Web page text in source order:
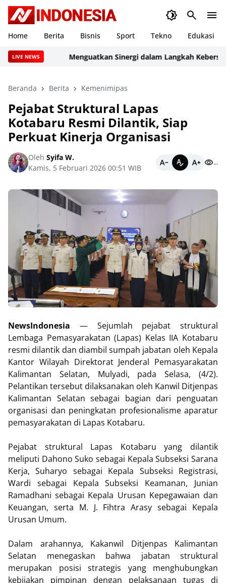
Home Berita Bisnis Sport Tekno Edukasi
LIVE NEWS Menguatkan Sinergi dalam Langkah
Beranda Berita Kemenimipas
Pejabat Struktural Lapas
Kotabaru Resmi Dilantik, Siap
Perkuat Kinerja Organisasi
Oleh Syifa W.
Kamis, 5 Februari 2026 00:51 WIB
...
NewsIndonesia — Sejumlah pejabat struktural
Lembaga Pemasyarakatan (Lapas) Kelas IIA Kotabaru
resmi dilantik dan diambil sumpah jabatan oleh Kepala
Kantor Wilayah Direktorat Jenderal Pemasyarakatan
Kalimantan Selatan, Mulyadi, pada Selasa, (4/2).
Pelantikan tersebut dilaksanakan oleh Kanwil Ditjenpas
Kalimantan Selatan sebagai bagian dari penguatan
organisasi dan peningkatan profesionalisme aparatur
pemasyarakatan di Lapas Kotabaru.
Pejabat struktural Lapas Kotabaru yang dilantik
meliputi Dahono Suko sebagai Kepala Subseksi Sarana
Kerja, Suharyo sebagai Kepala Subseksi Registrasi,
Wardi sebagai Kepala Subseksi Keamanan, Junian
Ramadhani sebagai Kepala Urusan Kepegawaian dan
Keuangan, serta M. J. Fihtra Arasy sebagai Kepala
Urusan Umum.
Dalam arahannya, Kakanwil Ditjenpas Kalimantan
Selatan menegaskan bahwa jabatan struktural
merupakan posisi strategis yang menghubungkan
kebijakan pimpinan dengan pelaksanaan tugas di